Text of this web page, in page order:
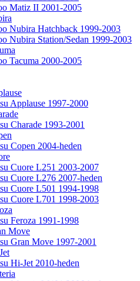
Matiz II 2001-2005
Nubira Hatchback 1999-2003
Nubira Station/Sedan 1999-2003
Tacuma 2000-2005
Applause 1997-2000
Charade 1993-2001
Copen 2004-heden
Cuore L251 2003-2007
Cuore L276 2007-heden
Cuore L501 1994-1998
Cuore L701 1998-2003
Feroza 1991-1998
Move
Gran Move 1997-2001
Hi-Jet 2010-heden